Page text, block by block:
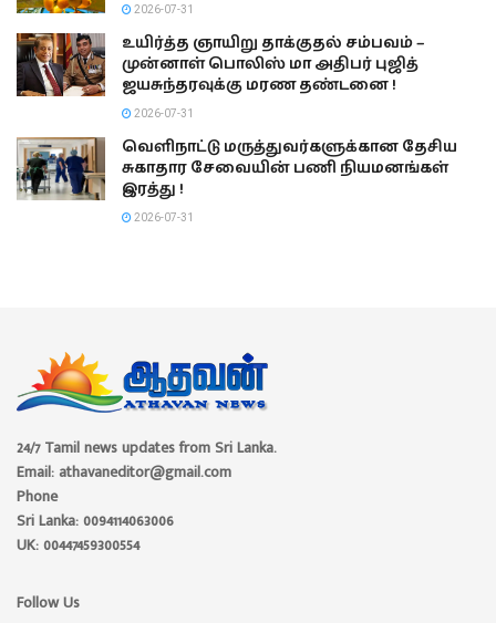
2026-07-31
உயிர்த்த ஞாயிறு தாக்குதல் சம்பவம் –
முன்னாள் பொலிஸ் மா அதிபர் புஜித்
ஜயசுந்தரவுக்கு மரண தண்டனை !
2026-07-31
வெளிநாட்டு மருத்துவர்களுக்கான தேசிய
சுகாதார சேவையின் பணி நியமனங்கள்
இரத்து !
2026-07-31
24/7 Tamil news updates from Sri Lanka.
Email: athavaneditor@gmail.com
Phone
Sri Lanka: 0094114063006
UK: 00447459300554
Follow Us